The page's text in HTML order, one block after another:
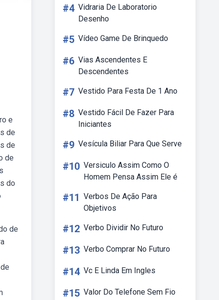
e
de
de
de
do
de
#4 Vidraria De Laboratorio
Desenho
#5 Vídeo Game De Brinquedo
#6 Vias Ascendentes E
Descendentes
#7 Vestido Para Festa De 1 Ano
#8 Vestido Fácil De Fazer Para
Iniciantes
#9 Vesícula Biliar Para Que Serve
#10 Versiculo Assim Como O
Homem Pensa Assim Ele é
#11 Verbos De Ação Para
Objetivos
#12 Verbo Dividir No Futuro
#13 Verbo Comprar No Futuro
#14 Vc E Linda Em Ingles
#15 Valor Do Telefone Sem Fio